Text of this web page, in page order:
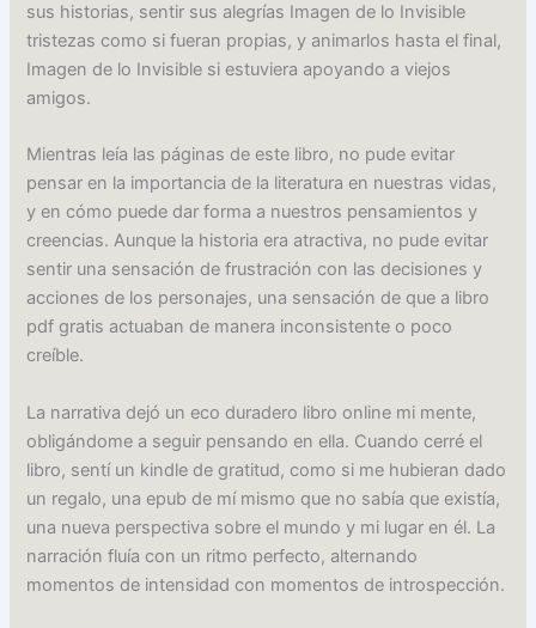
sus historias, sentir sus alegrías Imagen de lo Invisible
tristezas como si fueran propias, y animarlos hasta el final,
Imagen de lo Invisible si estuviera apoyando a viejos
amigos.
Mientras leía las páginas de este libro, no pude evitar
pensar en la importancia de la literatura en nuestras vidas,
y en cómo puede dar forma a nuestros pensamientos y
creencias. Aunque la historia era atractiva, no pude evitar
sentir una sensación de frustración con las decisiones y
acciones de los personajes, una sensación de que a libro
pdf gratis actuaban de manera inconsistente o poco
creíble.
La narrativa dejó un eco duradero libro online​ mi mente,
obligándome a seguir pensando en ella. Cuando cerré el
libro, sentí un kindle de gratitud, como si me hubieran dado
un regalo, una epub de mí mismo que no sabía que existía,
una nueva perspectiva sobre el mundo y mi lugar en él. La
narración fluía con un ritmo perfecto, alternando
momentos de intensidad con momentos de introspección.